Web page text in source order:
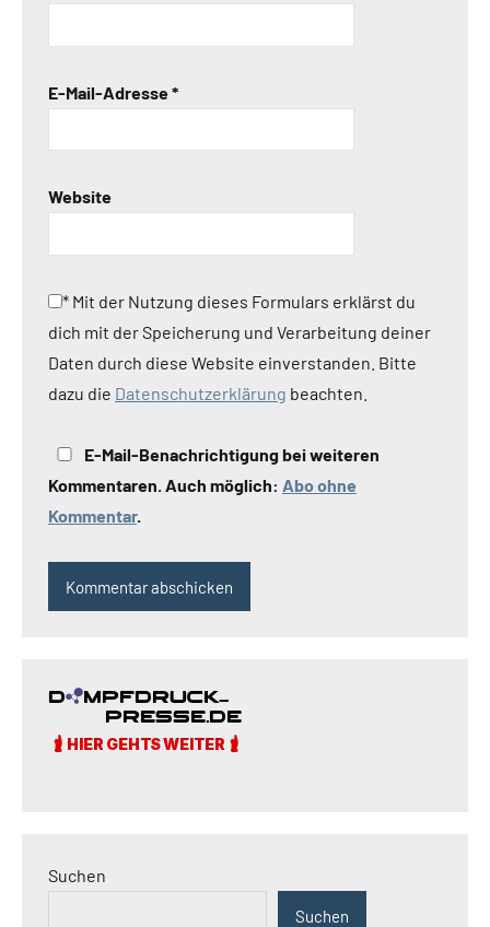
E-Mail-Adresse*
Website
* Mit der Nutzung dieses Formulars erklärst du
dich mit der Speicherung und Verarbeitung deiner
Daten durch diese Website einverstanden. Bitte
dazu die Datenschutzerklärung beachten.
E-Mail-Benachrichtigung bei weiteren
Kommentaren. Auch möglich: Abo ohne
Kommentar.
Suchen
Suchen